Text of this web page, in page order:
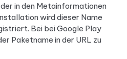
in den Metainformationen
wird dieser Name
Bei bei Google Play
Paketname in der URL zu